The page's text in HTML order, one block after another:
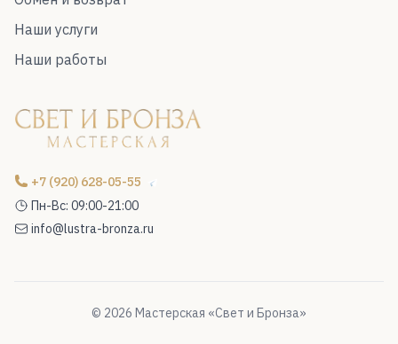
Наши услуги
Наши работы
+7 (920) 628-05-55
Пн-Вс: 09:00-21:00
info@lustra-bronza.ru
© 2026 Мастерская «Свет и Бронза»